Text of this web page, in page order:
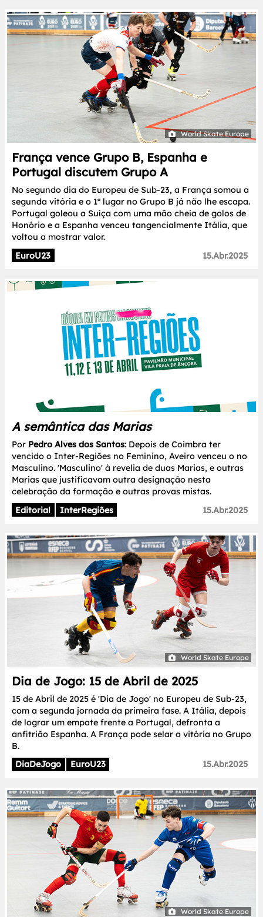
World Skate Europe
França vence Grupo B, Espanha e
Portugal discutem Grupo A
No segundo dia do Europeu de Sub-23, a França somou a
segunda vitória e o 1º lugar no Grupo B já não lhe escapa.
Portugal goleou a Suíça com uma mão cheia de golos de
Honório e a Espanha venceu tangencialmente Itália, que
voltou a mostrar valor.
EuroU23
15.Abr.2025
A semântica das Marias
Por Pedro Alves dos Santos: Depois de Coimbra ter
vencido o Inter-Regiões no Feminino, Aveiro venceu o no
Masculino. 'Masculino' à revelia de duas Marias, e outras
Marias que justificavam outra designação nesta
celebração da formação e outras provas mistas.
Editorial
InterRegiões 15.Abr.2025
World Skate Europe
Dia de Jogo: 15 de Abril de 2025
15 de Abril de 2025 é 'Dia de Jogo' no Europeu de Sub-23,
com a segunda jornada da primeira fase. A Itália, depois
de lograr um empate frente a Portugal, defronta a
anfitrião Espanha. A França pode selar a vitória no Grupo
B.
DiaDeJogo
EuroU23 15.Abr.2025
World Skate Europe